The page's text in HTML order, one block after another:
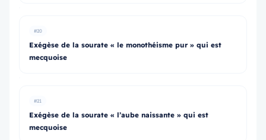
#20
Exégèse de la sourate « le monothéisme pur » qui est
mecquoise
#21
Exégèse de la sourate « l’aube naissante » qui est
mecquoise